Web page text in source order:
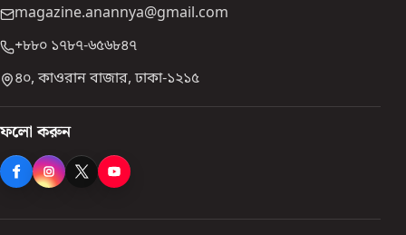
magazine.anannya@gmail.com
+৮৮০ ১৭৮৭-৬৫৬৮৪৭
৪০, কাওরান বাজার, ঢাকা-১২১৫
ফলো করুন